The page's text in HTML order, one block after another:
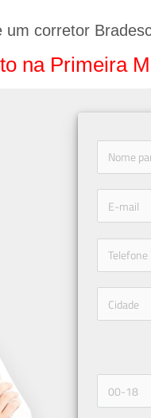
um corretor
na Primeira